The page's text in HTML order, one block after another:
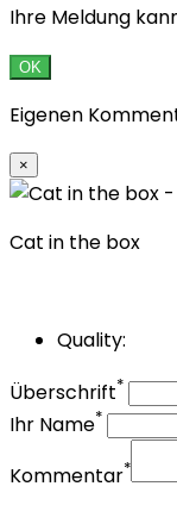
Ihre Meldung
OK
Eigenen
×
Cat in the box
Quality:
Überschrift*
Ihr Name*
Kommentar*